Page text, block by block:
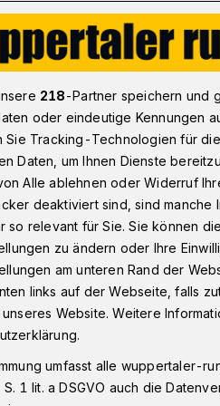
ausgelobt
Wissenschaft 2018"
vergibt das Wuppertal
Wissenschaft". In
die in
dotiert und wird von der
218-Partner speichern und
oder eindeutige Kennungen
Sie Tracking-Technologien für
Daten, um Ihnen Dienste
Alle ablehnen oder Widerruf
deaktiviert sind, sind manche
so relevant für Sie. Sie können
zu ändern oder Ihre
am unteren Rand der
links auf der Webseite, falls
Website. Weitere
umfasst alle wuppertaler-
1 lit. a DSGVO auch die